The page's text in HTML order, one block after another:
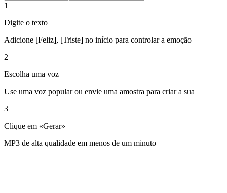
1
Digite o texto
Adicione [Feliz], [Triste] no início para controlar a emoção
2
Escolha uma voz
Use uma voz popular ou envie uma amostra para criar a sua
3
Clique em «Gerar»
MP3 de alta qualidade em menos de um minuto